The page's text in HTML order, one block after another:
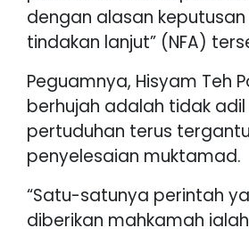
dengan alasan
tindakan lanjut” (NFA)
Peguamnya, Hisyam Teh
berhujah adalah tidak adil
pertuduhan terus
penyelesaian muktamad.
“Satu-satunya perintah
diberikan mahkamah